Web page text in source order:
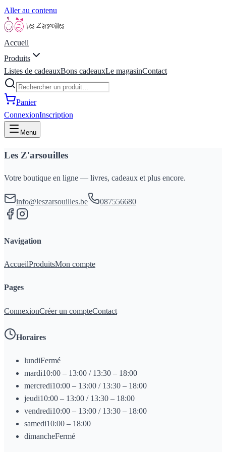
Aller au contenu
Accueil
Produits
Listes de cadeauxBons cadeauxLe magasinContact
Panier
ConnexionInscription
Menu
Les Z'arsouilles
Votre boutique en ligne — livres, cadeaux et plus encore.
info@leszarsouilles.be 087556680
Navigation
AccueilProduitsMon compte
Pages
ConnexionCréer un compteContact
Horaires
lundiFermé
mardi10:00 – 13:00 / 13:30 – 18:00
mercredi10:00 – 13:00 / 13:30 – 18:00
jeudi10:00 – 13:00 / 13:30 – 18:00
vendredi10:00 – 13:00 / 13:30 – 18:00
samedi10:00 – 18:00
dimancheFermé